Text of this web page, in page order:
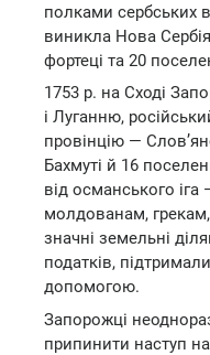
полками сербських
виникла Нова
фортеці та 20
1753 р. на Сході
і Луганню,
провінцію —
Бахмуті й 16
від османського
молдованам,
значні земельні
податків,
допомогою.
Запорожці
припинити наступ